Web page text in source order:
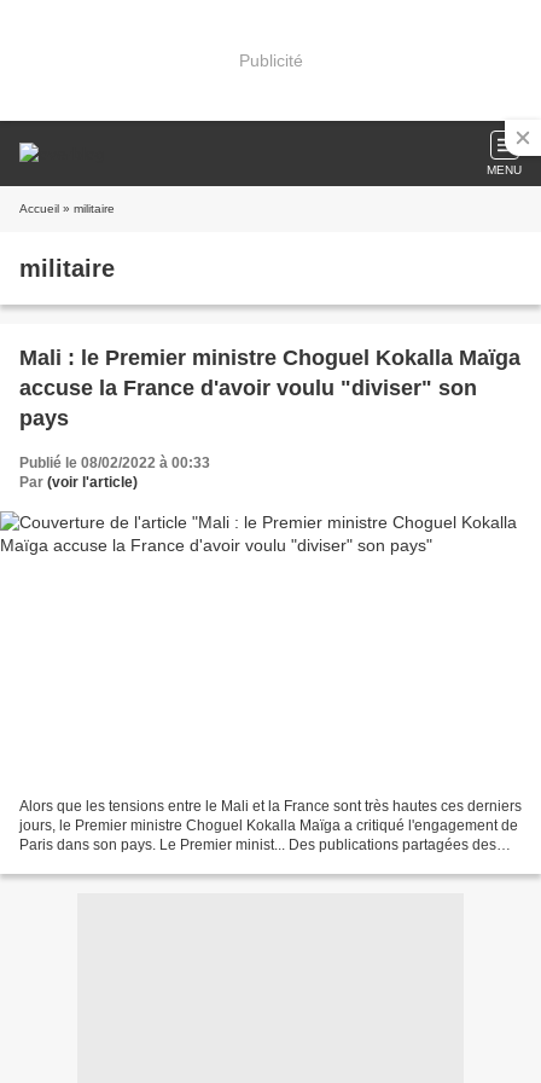
Publicité
MENU
Accueil » militaire
militaire
Mali : le Premier ministre Choguel Kokalla Maïga
accuse la France d'avoir voulu "diviser" son
pays
Publié le 08/02/2022 à 00:33
Par (voir l'article)
Alors que les tensions entre le Mali et la France sont très hautes ces derniers
jours, le Premier ministre Choguel Kokalla Maïga a critiqué l'engagement de
Paris dans son pays. Le Premier minist... Des publications partagées des